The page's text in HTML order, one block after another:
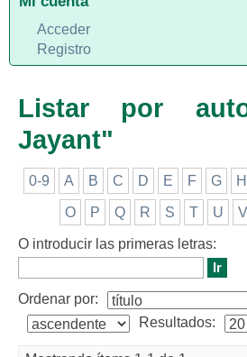
Listar por
Jayant"
0-9 A B C D E F G H
O P Q R S T U V
O introducir las primeras letras:
Ordenar por:
Resultados:
Acceder
Registro